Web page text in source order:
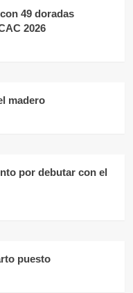
49 doradas
2026
madero
por debutar con el
puesto